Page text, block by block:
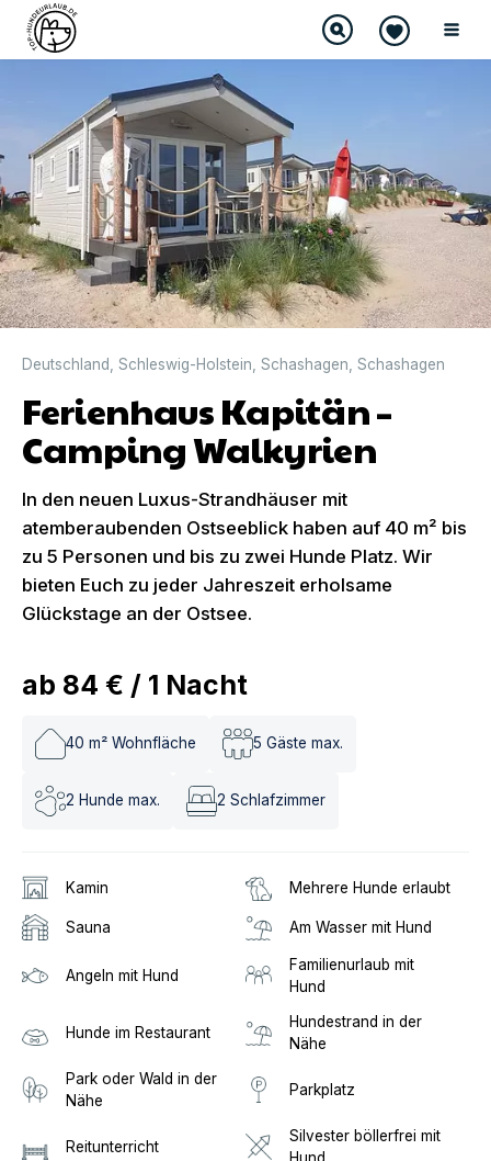
Deutschland Schleswig-Holstein Schashagen Schashagen
Ferienhaus Kapitän –
Camping Walkyrien
In den neuen Luxus-Strandhäuser mit
atemberaubenden Ostseeblick haben auf 40 m² bis
zu 5 Personen und bis zu zwei Hunde Platz. Wir
bieten Euch zu jeder Jahreszeit erholsame
Glückstage an der Ostsee.
ab 84 € / 1 Nacht
40 m² Wohnfläche 5 Gäste max.
2 Hunde max. 2 Schlafzimmer
Kamin Mehrere Hunde erlaubt
Sauna Am Wasser mit Hund
Angeln mit Hund
Familienurlaub mit
Hund
Hunde im Restaurant
Hundestrand in der
Nähe
Park oder Wald in der
Nähe
Parkplatz
Reitunterricht
Silvester böllerfrei mit
Hund